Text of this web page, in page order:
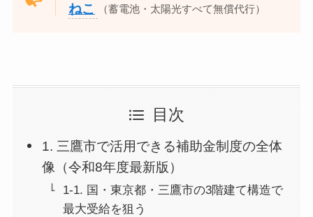
ねこ
（蓄電池・太陽光すべて無償代行）
目次
1. 三鷹市で活用できる補助金制度の全体
像（令和8年度最新版）
1-1. 国・東京都・三鷹市の3階建て構造で
最大受給を狙う